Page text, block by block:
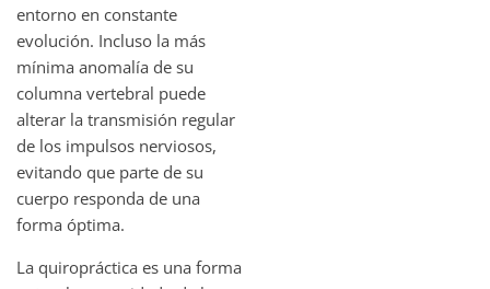
entorno en constante
evolución. Incluso la más
mínima anomalía de su
columna vertebral puede
alterar la transmisión regular
de los impulsos nerviosos,
evitando que parte de su
cuerpo responda de una
forma óptima.
La quiropráctica es una forma